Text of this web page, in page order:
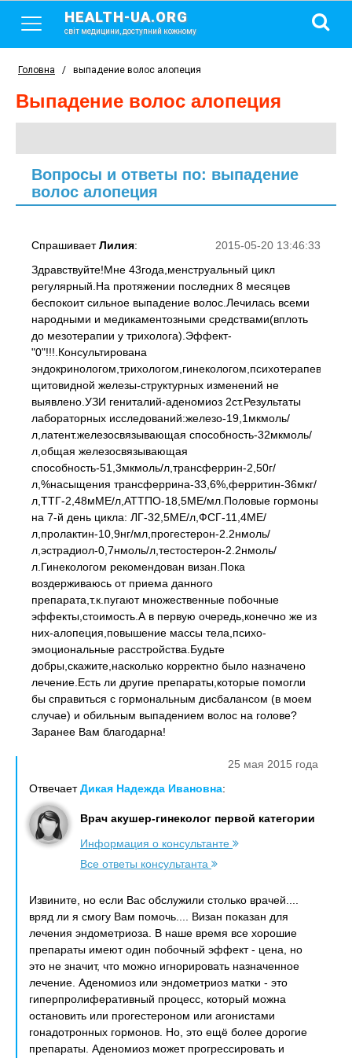
HEALTH-UA.ORG
світ медицини, доступний кожному
Головна / выпадение волос алопеция
выпадение волос алопеция
Вопросы и ответы по: выпадение
волос алопеция
2015-05-20 13:46:33
СпрашиваетЛилия:
Здравствуйте!Мне 43года,менструальный цикл
регулярный.На протяжении последних 8 месяцев
беспокоит сильное выпадение волос.Лечилась всеми
народными и медикаментозными средствами(вплоть
до мезотерапии у трихолога).Эффект-
"0"!!!.Консультирована
щитовидной железы-структурных изменений не
выявлено.УЗИ гениталий-аденомиоз 2ст.Результаты
лабораторных исследований:железо-19,1мкмоль/
л,латент.железосвязывающая способность-32мкмоль/
л,общая железосвязывающая
способность-51,3мкмоль/л,трансферрин-2,50г/
л,%насыщения трансферрина-33,6%,ферритин-36мкг/
л,ТТГ-2,48мМЕ/л,АТТПО-18,5МЕ/мл.Половые гормоны
на 7-й день цикла: ЛГ-32,5МЕ/л,ФСГ-11,4МЕ/
л,пролактин-10,9нг/мл,прогестерон-2.2нмоль/
л,эстрадиол-0,7нмоль/л,тестостерон-2.2нмоль/
л.Гинекологом рекомендован визан.Пока
воздерживаюсь от приема данного
препарата,т.к.пугают множественные побочные
эффекты,стоимость.А в первую очередь,конечно же из
них-алопеция,повышение массы тела,психо-
эмоциональные расстройства.Будьте
добры,скажите,насколько корректно было назначено
лечение.Есть ли другие препараты,которые помогли
бы справиться с гормональным дисбалансом (в моем
случае) и обильным выпадением волос на голове?
Заранее Вам благодарна!
25 мая 2015 года
ОтвечаетДикая Надежда Ивановна:
Врач акушер-гинеколог первой категории
Информация о консультанте
Все ответы консультанта
Извините, но если Вас обслужили столько врачей....
вряд ли я смогу Вам помочь.... Визан показан для
лечения эндометриоза. В наше время все хорошие
препараты имеют один побочный эффект - цена, но
это не значит, что можно игнорировать назначенное
лечение. Аденомиоз или эндометриоз матки - это
гиперпролиферативный процесс, который можна
остановить или прогестероном или агонистами
гонадотронных гормонов. Но, это ещё более дорогие
препараты. Аденомиоз может прогрессировать и